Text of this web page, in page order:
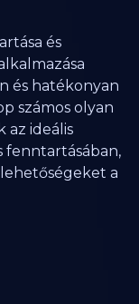
és
és hatékonyan
számos olyan
az ideális
fenntartásában,
a